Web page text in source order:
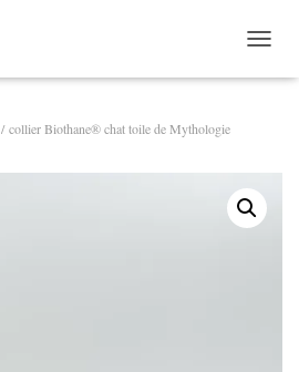
/ collier Biothane® chat toile de Mythologie